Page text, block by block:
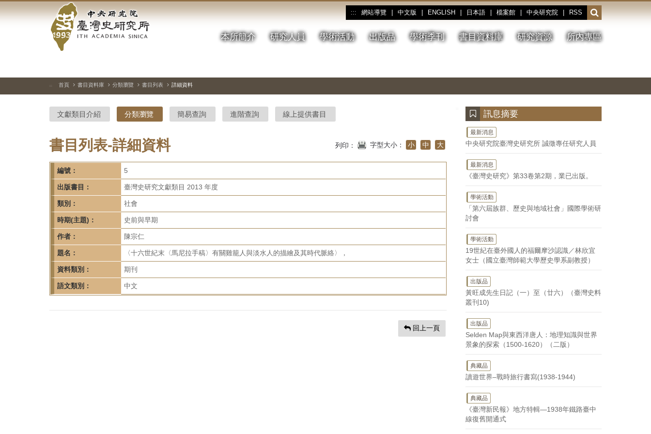
到
中
央
研
院-
臺
灣
史
研
究
所-
首
頁
::: 網站導覽 中文版 ENGLISH 日本語 檔案館 中央研究院 RSS
開
啟
或
收
本所簡介 研究人員 學術活動 出版品 學術季刊 書目資料庫 研究資源 所內專區
停、
圖
圖
結
::: 首頁 書目資料庫 分類瀏覽 書目列表 詳細資料
文獻類目介紹 分類瀏覽 簡易查詢 進階查詢 線上提供書目
書目列表-詳細資料 列印： 字型大小： 小 中 大
編號： 5
出版書目： 臺灣史研究文獻類目 2013 年度
類別： 社會
時期(主題)： 史前與早期
作者： 陳宗仁
題名： 〈十六世紀末〈馬尼拉手稿〉有關雞籠人與淡水人的描繪及其時代脈絡〉，
資料類別： 期刊
語文類別： 中文
回上一頁
訊息摘要
最新消息
中央研究院臺灣史研究所 誠徵專任研究人員
最新消息
《臺灣史研究》第33卷第2期，業已出版。
學術活動
「第六屆族群、歷史與地域社會」國際學術研
討會
學術活動
19世紀在臺外國人的福爾摩沙認識／林欣宜
女士（國立臺灣師範大學歷史學系副教授）
出版品
黃旺成先生日記（一）至（廿六）（臺灣史料
叢刊10)
出版品
Selden Map與東西洋唐人：地理知識與世界
景象的探索（1500-1620）（二版）
典藏品
讀遊世界–戰時旅行書寫(1938-1944)
典藏品
《臺灣新民報》地方特輯—1938年鐵路臺中
線復舊開通式